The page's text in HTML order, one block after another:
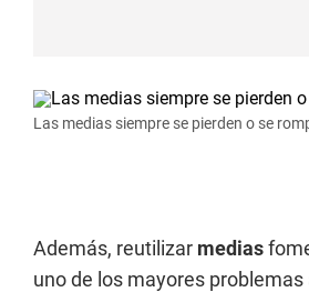
Las medias siempre se pierden o se
Además, reutilizar medias
uno de los mayores